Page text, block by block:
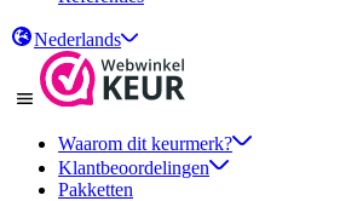
Nederlands
Waarom dit keurmerk?
Klantbeoordelingen
Pakketten